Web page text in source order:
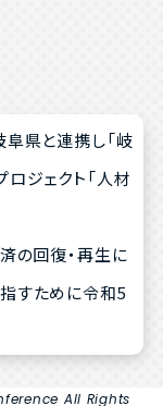
県と連携し「岐
ジェクト「人材
の回復・再生に
すために令和5
All Rights